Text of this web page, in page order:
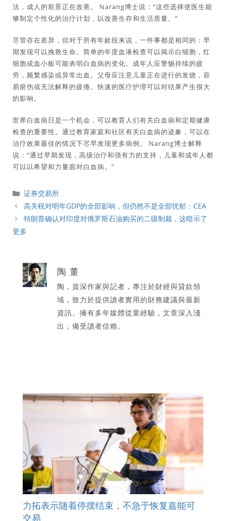
法，成人的前景正在改善。 Narang博士说：“这些选择使医生能
够制定个性化的治疗计划，以改善生存和生活质量。”
尽管存在差异，但对于所有年龄段来说，一件事都是相同的：早
期发现可以挽救生命。简单的年度血液检查可以揭示白细胞，红
细胞或血小板可能表明白血病的变化。成年人应警惕持续的疲
劳，频繁感染或异常出血。父母应注意儿童正在进行的发烧，容
易瘀伤或无法解释的疲倦。快速的医疗护理可以对结果产生很大
的影响。
世界白血病日是一个机会，可以教育人们有关白血病和定期健康
检查的重要性。通过教育家庭和社区有关白血病的迹象，可以在
治疗效果最佳的情况下尽早发现更多病例。 Narang博士解释
说：“通过早期发现，高级治疗和强有力的支持，儿童和成年人都
可以以希望和力量面对白血病。”
分
類
证券交易所
高关税对明年GDP的全部影响，但仍然不是全部忧郁：CEA
特朗普确认对印度对俄罗斯石油购买的二级制裁，这暗示了
更多
陶 董
陶，資深作家與記者，專注於財經與貸款領
域，致力於提供讀者實用的財務建議與最新
資訊。擁有多年媒體從業經驗，文章深入淺
出，備受讀者信賴。
力拓表示随着停摆结束，不急于恢复嘉能可
交易